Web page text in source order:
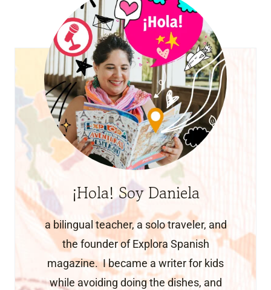
¡Hola! Soy Daniela
a bilingual teacher, a solo traveler, and
the founder of Explora Spanish
magazine. I became a writer for kids
while avoiding doing the dishes, and